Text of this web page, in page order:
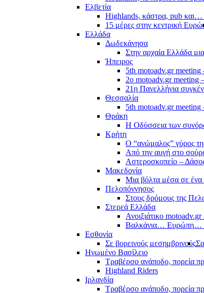
Ελβετία
Highlands, κάστρα, pub και…
15 μέρες στην κεντρική
Ελλάδα
Δωδεκάνησα
Στην αρχαία Ελλάδα
Ήπειρος
5th motoadv.gr
2ο motoadv.gr meeting
21η Πανελλήνια
Θεσσαλία
5th motoadv.gr
Θράκη
Η Οδύσσεια των
Κρήτη
Ο “ανώμαλος” γύρος
Από την αυγή στο
Αστεροσκοπείο –
Μακεδονία
Μια βόλτα μέσα σε
Πελοπόννησος
Στους δρόμους της
Στερεά Ελλάδα
Ανοιξιάτικο
Βαλκάνια…
Εσθονία
Σε βορεινούς μεσημβρινούς
Ηνωμένο Βασίλειο
Τραβέρσο ανάποδο, πορεία
Highland Riders
Ιρλανδία
Τραβέρσο ανάποδο, πορεία